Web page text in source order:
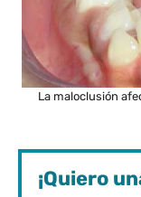
La maloclusión
¡Quiero